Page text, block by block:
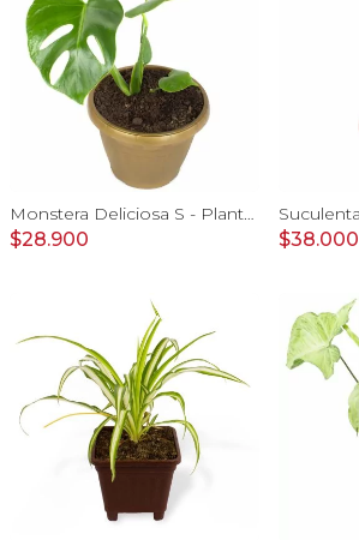
Monstera Deliciosa S - Planta de interior en macetero
$28.900 $38.000